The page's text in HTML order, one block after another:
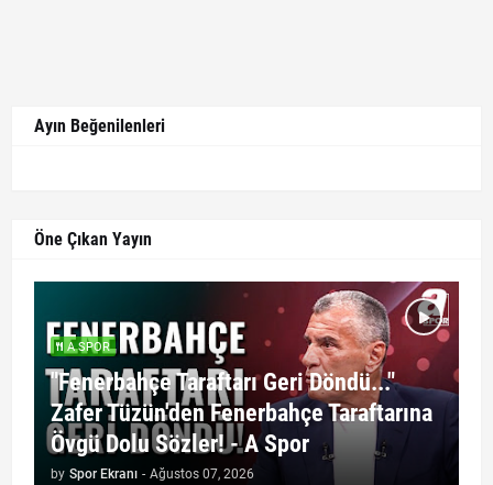
Ayın Beğenilenleri
Öne Çıkan Yayın
A SPOR
"Fenerbahçe Taraftarı Geri Döndü..."
Zafer Tüzün'den Fenerbahçe Taraftarına
Övgü Dolu Sözler! - A Spor
by Spor Ekranı - Ağustos 07, 2026